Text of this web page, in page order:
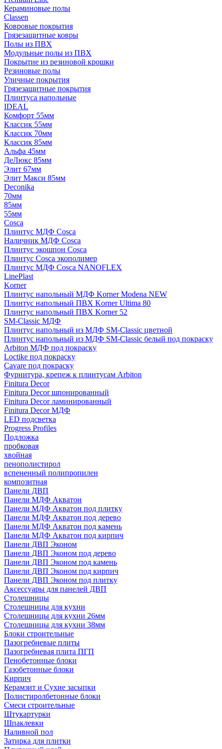
Кераминовые полы
Classen
Ковровые покрытия
Грязезащитные ковры
Полы из ПВХ
Модульные полы из ПВХ
Покрытие из резиновой крошки
Резиновые полы
Уличные покрытия
Грязезащитные покрытия
Плинтуса напольные
IDEAL
Комфорт 55мм
Классик 55мм
Классик 70мм
Классик 85мм
Альфа 45мм
ДеЛюкс 85мм
Элит 67мм
Элит Макси 85мм
Deconika
70мм
85мм
55мм
Cosca
Плинтус МДФ Cosca
Наличник МДФ Cosca
Плинтус экошпон Cosca
Плинтус Cosca экополимер
Плинтус МДФ Cosca NANOFLEX
LinePlast
Korner
Плинтус напольный МДФ Korner Modena NEW
Плинтус напольный ПВХ Korner Ultima 80
Плинтус напольный ПВХ Korner 52
SM-Classic МДФ
Плинтус напольный из МДФ SM-Classic цветной
Плинтус напольный из МДФ SM-Classic белый под покраску
Arbiton МДФ под покраску
Loctike под покраску
Cavare под покраску
Фурнитура, крепеж к плинтусам Arbiton
Finitura Decor
Finitura Decor шпонированный
Finitura Decor ламинированный
Finitura Decor МДФ
LED подсветка
Progress Profiles
Подложка
пробковая
хвойная
пенополистирол
вспененный полипропилен
композитная
Панели ДВП
Панели МДФ Акватон
Панели МДФ Акватон под плитку
Панели МДФ Акватон под дерево
Панели МДФ Акватон под камень
Панели МДФ Акватон под кирпич
Панели ДВП Эконом
Панели ДВП Эконом под дерево
Панели ДВП Эконом под камень
Панели ДВП Эконом под кирпич
Панели ДВП Эконом под плитку
Аксессуары для панелей ДВП
Столешницы
Столешницы для кухни
Столешницы для кухни 26мм
Столешницы для кухни 38мм
Блоки строительные
Пазогребневые плиты
Пазогребневая плита ПГП
Пенобетонные блоки
Газобетонные блоки
Кирпич
Керамзит и Сухие засыпки
Полистиролбетонные блоки
Смеси строительные
Штукартурки
Шпаклевки
Наливной пол
Затирка для плитки